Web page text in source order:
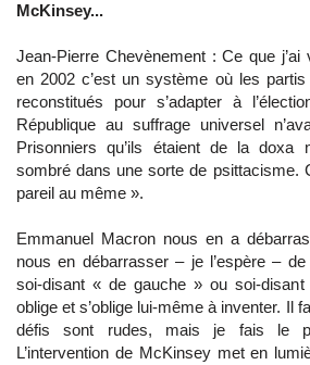
McKinsey...
Jean-Pierre Chevènement : Ce que
en 2002 c’est un système où les partis
reconstitués pour s’adapter à
République au suffrage universel
Prisonniers qu’ils étaient de la doxa
sombré dans une sorte de psittacisme.
pareil au même ».
Emmanuel Macron nous en a
nous en débarrasser – je l’espère –
soi-disant « de gauche » ou soi-
oblige et s’oblige lui-même à inventer. Il
défis sont rudes, mais je fais le
L’intervention de McKinsey met en